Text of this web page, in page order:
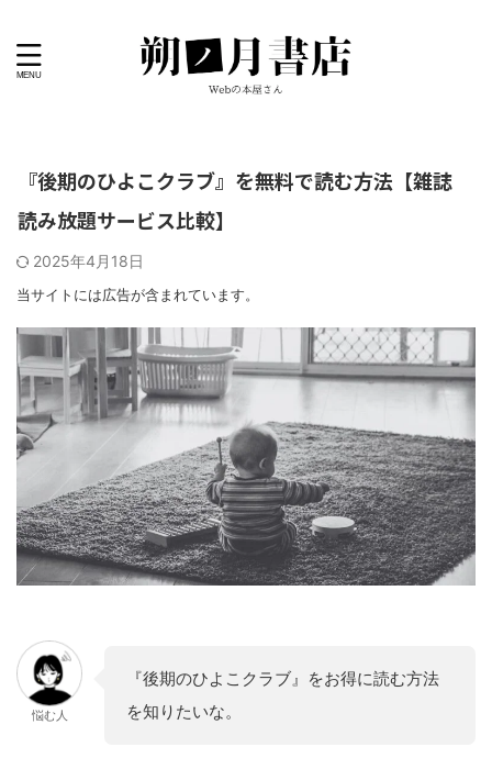
『後期のひよこクラブ』を無料で読む方法【雑誌
読み放題サービス比較】
2025年4月18日
当サイトには広告が含まれています。
悩む人
『後期のひよこクラブ』をお得に読む方法
を知りたいな。